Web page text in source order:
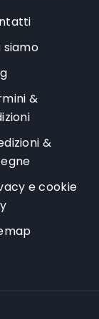
siamo
&
&
e cookie